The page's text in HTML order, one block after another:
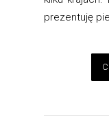
prezentuję